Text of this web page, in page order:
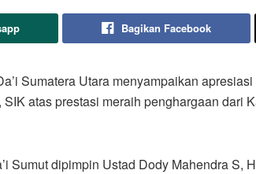
Bagikan Facebook
Sumatera Utara menyampaikan
atas prestasi meraih penghargaan
Sumut dipimpin Ustad Dody Mahendra